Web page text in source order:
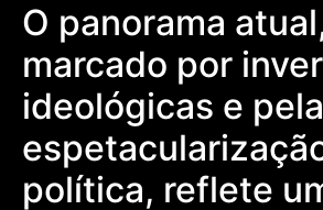
O panorama
marcado por
ideológicas e pela
política, reflete